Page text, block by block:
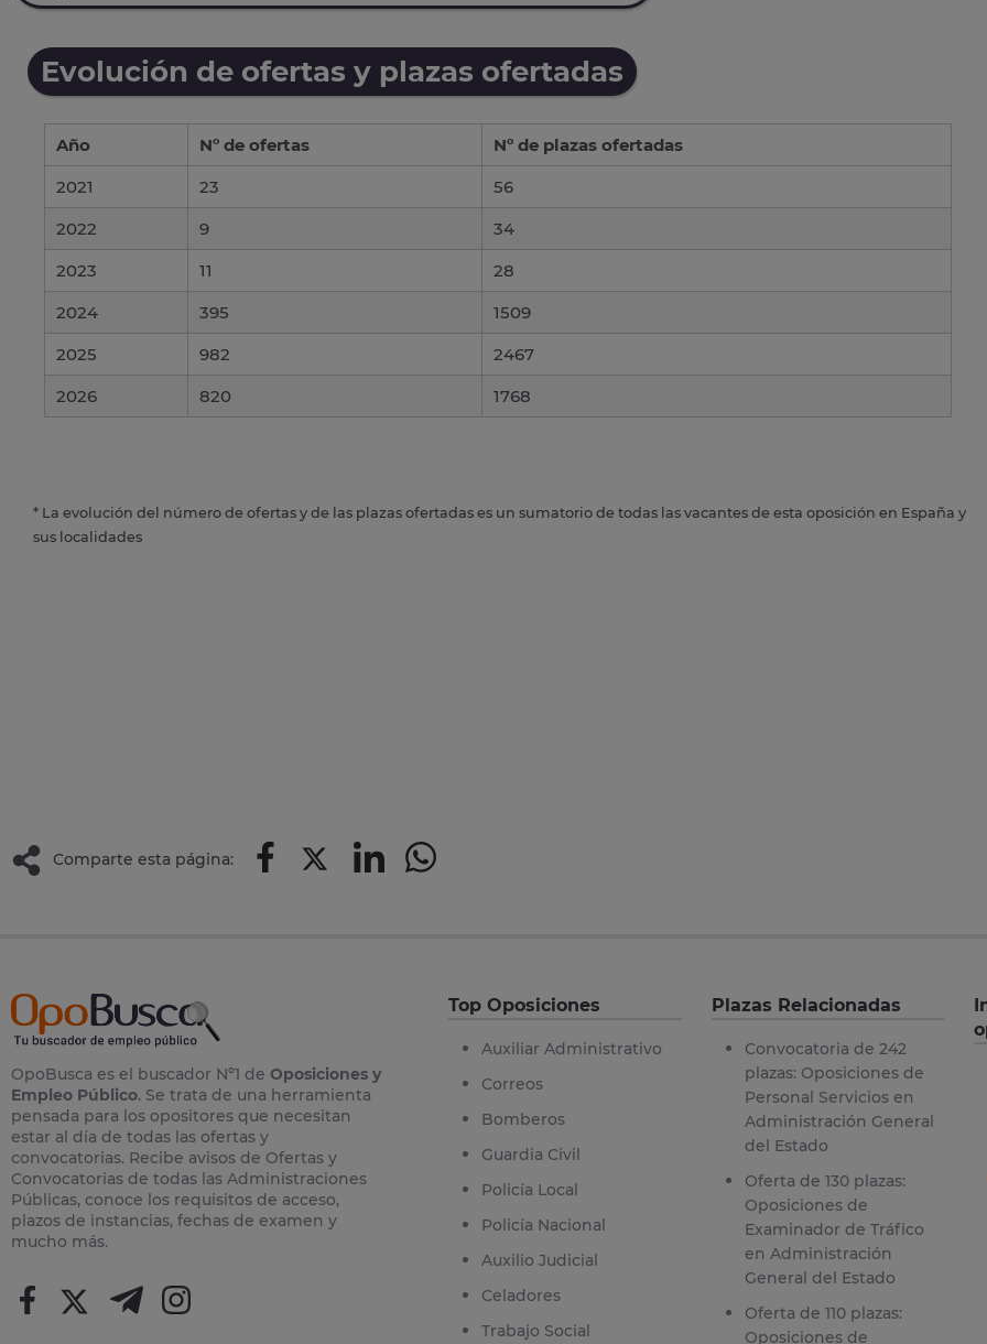
Evolución de ofertas y plazas ofertadas
Año Nº de ofertas
Nº de plazas ofertadas
2021
23
56
2022
9
34
2023
11
28
2024
395
1509
2025
982
2467
2026
820 1768
* La evolución del número de ofertas y de las plazas ofertadas es un sumatorio de todas las vacantes de esta oposición en España y
sus localidades
Comparte esta página:
OpoBusca es el buscador Nº1 de Oposiciones y
Empleo Público. Se trata de una herramienta
pensada para los opositores que necesitan
estar al día de todas las ofertas y
convocatorias. Recibe avisos de Ofertas y
Convocatorias de todas las Administraciones
Públicas, conoce los requisitos de acceso,
plazos de instancias, fechas de examen y
mucho más.
Top Oposiciones
Auxiliar Administrativo
Correos
Bomberos
Guardia Civil
Policía Local
Policía Nacional
Auxilio Judicial
Celadores
Trabajo Social
Plazas Relacionadas
Convocatoria de 242
plazas: Oposiciones de
Personal Servicios en
Administración General
del Estado
Oferta de 130 plazas:
Oposiciones de
Examinador de Tráfico
en Administración
General del Estado
Oferta de 110 plazas:
Oposiciones de